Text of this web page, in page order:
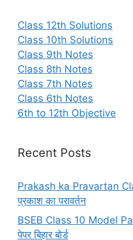
Class 12th Solutions
Class 10th Solutions
Class 9th Notes
Class 8th Notes
Class 7th Notes
Class 6th Notes
6th to 12th Objective
Recent Posts
Prakash ka Pravartan
प्रकाश का परावर्तन
BSEB Class 10 Model
पेपर बिहार बोर्ड